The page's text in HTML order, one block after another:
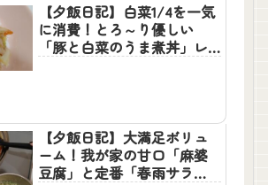
【夕飯日記】白菜1/4を一気
に消費！とろ～り優しい
「豚と白菜のうま煮丼」レ
【夕飯日記】大満足ボリュ
ーム！我が家の甘口「麻婆
豆腐」と定番「春雨サラ